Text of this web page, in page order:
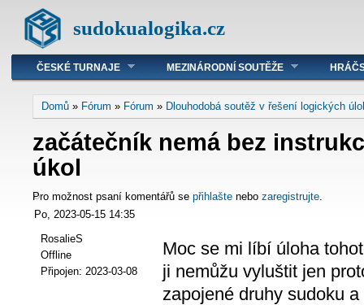
sudokualogika.cz
ČESKÉ TURNAJE MEZINÁRODNÍ SOUTĚŽE
Domů » Fórum » Fórum » Dlouhodobá soutěž v řešení logických
začátečník nemá bez
úkol
Pro možnost psaní komentářů se přihlašte nebo zaregistrujte
Po, 2023-05-15 14:35
RosalieS
Offline
Připojen: 2023-03-08
Moc se mi líbí úloha
ji nemůžu vyluštit jen
zapojené druhy sudoku